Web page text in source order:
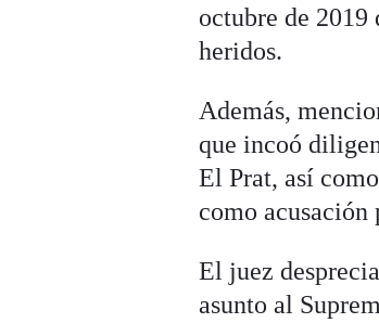
octubre de 2019
heridos.
Además,
que incoó
El Prat, así
como
El juez
asunto al